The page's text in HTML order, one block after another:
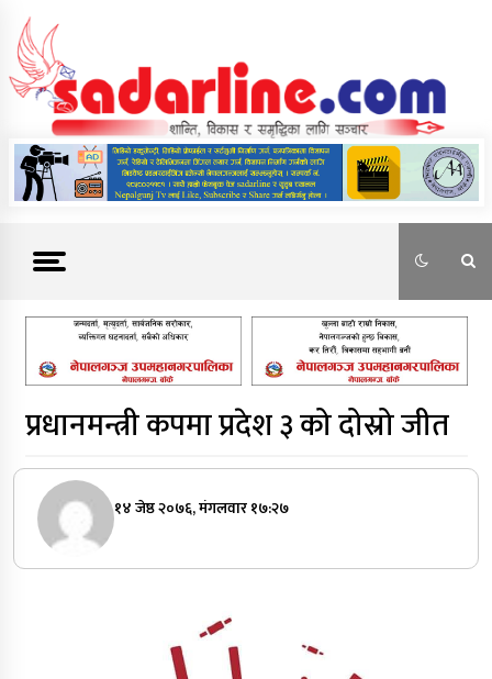
content
News For Nepal
प्रधानमन्त्री कपमा प्रदेश ३ को दोस्रो जीत
१४ जेष्ठ २०७६, मंगलवार १७:२७